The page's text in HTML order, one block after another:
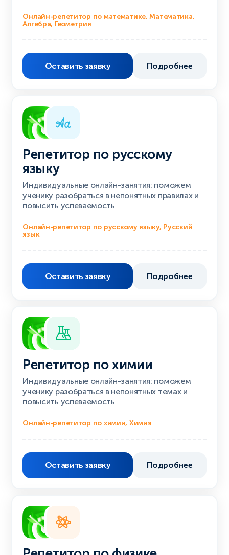
Онлайн-репетитор по математике, Математика,
Алгебра, Геометрия
Оставить заявку Подробнее
Репетитор по русскому
языку
Индивидуальные онлайн-занятия: поможем
ученику разобраться в непонятных правилах и
повысить успеваемость
Онлайн-репетитор по русскому языку, Русский
язык
Оставить заявку Подробнее
Репетитор по химии
Индивидуальные онлайн-занятия: поможем
ученику разобраться в непонятных темах и
повысить успеваемость
Онлайн-репетитор по химии, Химия
Оставить заявку Подробнее